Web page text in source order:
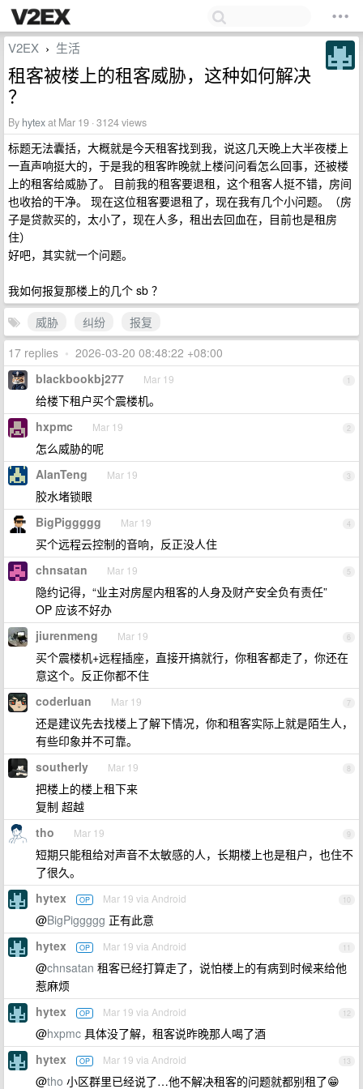
V2EX › 生活
租客被楼上的租客威胁，这种如何解决
？
By hytexat Mar 19 · 3124 views
标题无法囊括，大概就是今天租客找到我，说这几天晚上大半夜楼上
一直声响挺大的，于是我的租客昨晚就上楼问问看怎么回事，还被楼
上的租客给威胁了。 目前我的租客要退租，这个租客人挺不错，房间
也收拾的干净。 现在这位租客要退租了，现在我有几个小问题。（房
子是贷款买的，太小了，现在人多，租出去回血在，目前也是租房
住）
好吧，其实就一个问题。
我如何报复那楼上的几个 sb ？
威胁
纠纷
报复
17 replies • 2026-03-20 08:48:22 +08:00
1
blackbookbj277 Mar 19
给楼下租户买个震楼机。
2
hxpmc Mar 19
怎么威胁的呢
3
AlanTeng Mar 19
胶水堵锁眼
4
BigPiggggg Mar 19
买个远程云控制的音响，反正没人住
5
chnsatan Mar 19
隐约记得，“业主对房屋内租客的人身及财产安全负有责任”
OP 应该不好办
6
jiurenmeng Mar 19
买个震楼机+远程插座，直接开搞就行，你租客都走了，你还在
意这个。反正你都不住
7
coderluan Mar 19
还是建议先去找楼上了解下情况，你和租客实际上就是陌生人，
有些印象并不可靠。
8
southerly Mar 19
把楼上的楼上租下来
复制 超越
9
tho Mar 19
短期只能租给对声音不太敏感的人，长期楼上也是租户，也住不
了很久。
10
hytex OP Mar 19 via Android
@BigPiggggg 正有此意
11
hytex OP Mar 19 via Android
@chnsatan 租客已经打算走了，说怕楼上的有病到时候来给他
惹麻烦
12
hytex OP Mar 19 via Android
@hxpmc 具体没了解，租客说昨晚那人喝了酒
13
hytex OP Mar 19 via Android
@tho 小区群里已经说了…他不解决租客的问题就都别租了😁